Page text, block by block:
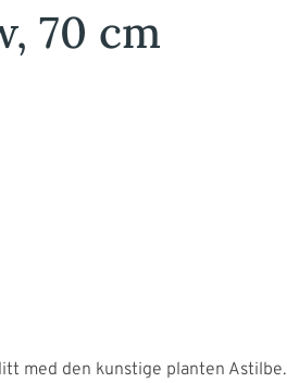
70 cm
med den kunstige planten Astilbe.